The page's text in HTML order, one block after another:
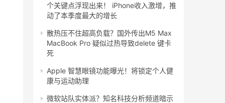
个关键点浮现出来！ iPhone收入激增，推
动了本季度最大的增长
散热压不住超高负载？国外传出M5 Max
MacBook Pro 疑似过热导致delete 键卡
死
Apple 智慧眼镜功能曝光！将锁定个人健
康与运动助理
微软站队实体派？知名科技分析频道暗示